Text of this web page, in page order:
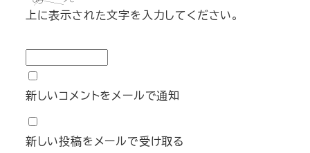
上に表示された文字を入力してください。
新しいコメントをメールで通知
新しい投稿をメールで受け取る